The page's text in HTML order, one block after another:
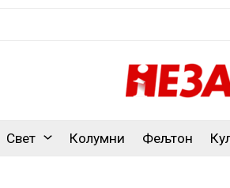
Свет Колумни Фељтон